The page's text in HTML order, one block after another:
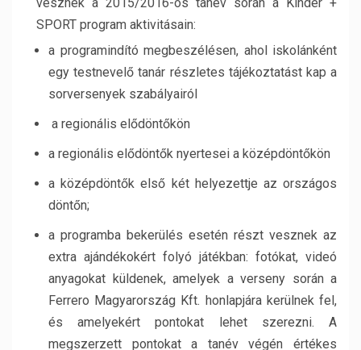
SPORT program aktivitásain:
a programindító megbeszélésen, ahol iskolánként
egy testnevelő tanár részletes tájékoztatást kap a
sorversenyek szabályairól
a regionális elődöntőkön
a regionális elődöntők nyertesei a középdöntőkön
a középdöntők első két helyezettje az országos
döntőn;
a programba bekerülés esetén részt vesznek az
extra ajándékokért folyó játékban: fotókat, videó
anyagokat küldenek, amelyek a verseny során a
Ferrero Magyarország Kft. honlapjára kerülnek fel,
és amelyekért pontokat lehet szerezni. A
megszerzett pontokat a tanév végén értékes